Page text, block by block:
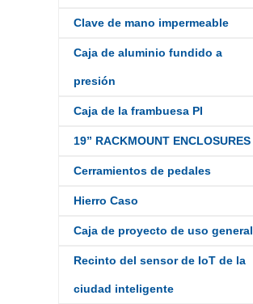
Clave de mano impermeable
Caja de aluminio fundido a
presión
Caja de la frambuesa PI
19” RACKMOUNT ENCLOSURES
Cerramientos de pedales
Hierro Caso
Caja de proyecto de uso general
Recinto del sensor de IoT de la
ciudad inteligente